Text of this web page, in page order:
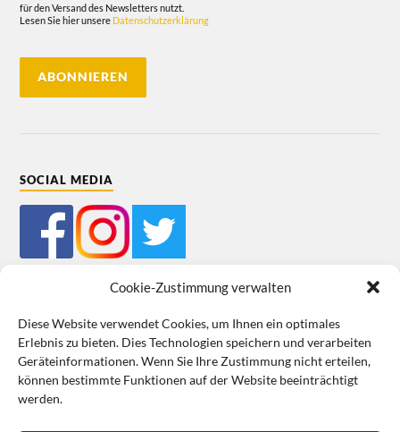
Cookie-Zustimmung verwalten
Diese Website verwendet Cookies, um Ihnen ein optimales
Erlebnis zu bieten. Dies Technologien speichern und verarbeiten
Geräteinformationen. Wenn Sie Ihre Zustimmung nicht erteilen,
können bestimmte Funktionen auf der Website beeinträchtigt
werden.
für den Versand des Newsletters nutzt.
Lesen Sie hier unsere Datenschutzerklärung
SOCIAL MEDIA
Mein Bestellkonto Kundeninformationen Datenschutz
Cookie-Richtlinie (EU) Impressum